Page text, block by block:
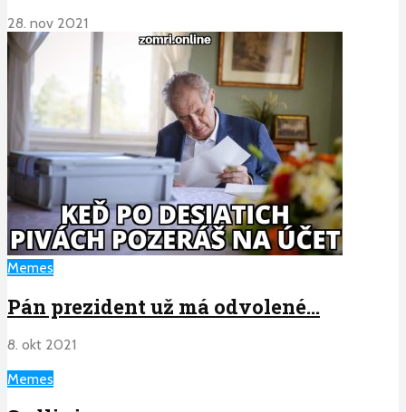
28. nov 2021
Memes
Pán prezident už má odvolené…
8. okt 2021
Memes